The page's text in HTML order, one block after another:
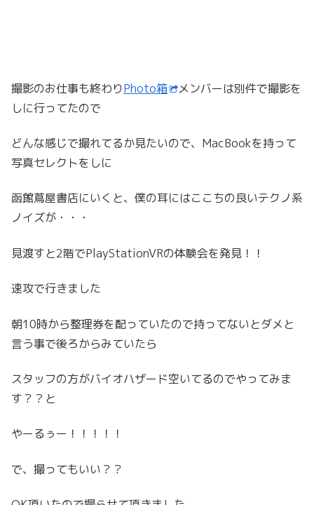
撮影のお仕事も終わりPhoto箱
メンバーは別件で撮影を
しに行ってたので
どんな感じで撮れてるか見たいので、MacBookを持って
写真セレクトをしに
函館蔦屋書店にいくと、僕の耳にはここちの良いテクノ系
ノイズが・・・
見渡すと2階でPlayStationVRの体験会を発見！！
速攻で行きました
朝10時から整理券を配っていたので持ってないとダメと
言う事で後ろからみていたら
スタッフの方がバイオハザード空いてるのでやってみま
す？？と
やーるぅー！！！！！
で、撮ってもいい？？